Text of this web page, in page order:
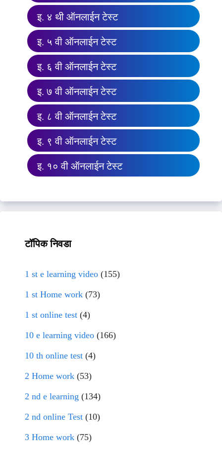
इ. ४ थी ऑनलाईन टेस्ट
इ. ५ वी ऑनलाईन टेस्ट
इ. ६ वी ऑनलाईन टेस्ट
इ. ७ वी ऑनलाईन टेस्ट
इ. ८ वी ऑनलाईन टेस्ट
इ. ९ वी ऑनलाईन टेस्ट
इ. १० वी ऑनलाईन टेस्ट
टॉपिक निवडा
1 st e learning video (155)
1 st Home work (73)
1 st online test (4)
10 e learning video (166)
10 th online test (4)
2 Home work (53)
2 nd e learning (134)
2 nd online Test (10)
3 Home work (75)